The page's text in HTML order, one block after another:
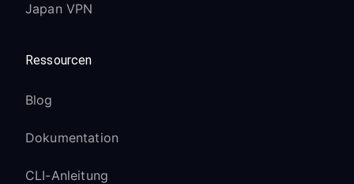
Japan VPN
Ressourcen
Blog
Dokumentation
CLI-Anleitung